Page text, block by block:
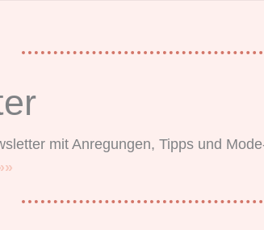
mit Anregungen, Tipps und